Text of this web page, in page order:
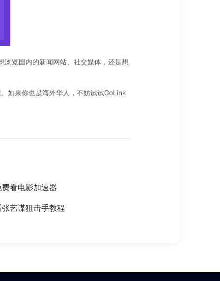
浏览国内的新闻网站、社交媒体，还是想
如果你也是海外华人，不妨试试GoLink
看电影加速器
艺谋狙击手教程